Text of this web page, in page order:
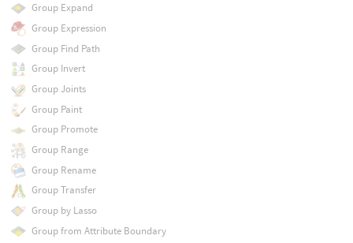
Group Expand
Group Expression
Group Find Path
Group Invert
Group Joints
Group Paint
Group Promote
Group Range
Group Rename
Group Transfer
Group by Lasso
Group from Attribute Boundary